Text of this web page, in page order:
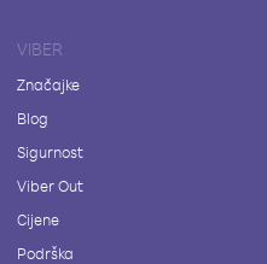
VIBER
Značajke
Blog
Sigurnost
Viber Out
Cijene
Podrška